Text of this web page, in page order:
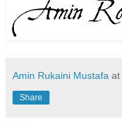
Amin Rukaini Mustafa at
Share